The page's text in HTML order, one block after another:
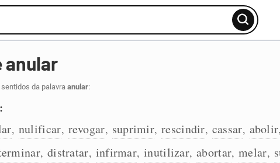
anular
da palavra anular:
, nulificar, revogar, suprimir, rescindir, cassar, abolir,
, distratar, infirmar, inutilizar, abortar, melar,